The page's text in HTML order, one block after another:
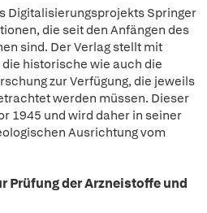
Digitalisierungsprojekts Springer
die seit den Anfängen des
sind. Der Verlag stellt mit
historische wie auch die
zur Verfügung, die jeweils
werden müssen. Dieser
1945 und wird daher in seiner
Ausrichtung vom
Prüfung der Arzneistoffe und